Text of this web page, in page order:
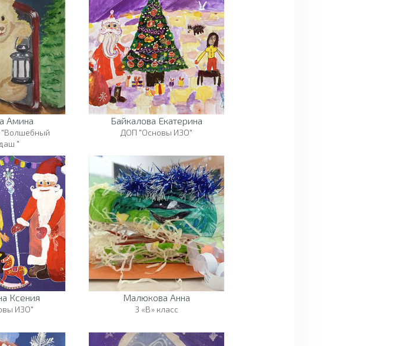
Амина
"
Байкалова Екатерина
ДОП "Основы ИЗО"
Ксения
ИЗО"
Малюкова Анна
3 «В» класс